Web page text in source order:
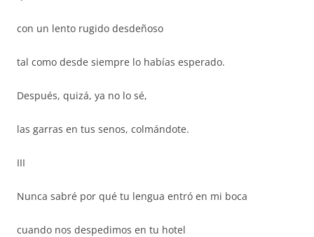
con un lento rugido desdeñoso
tal como desde siempre lo habías esperado.
Después, quizá, ya no lo sé,
las garras en tus senos, colmándote.
III
Nunca sabré por qué tu lengua entró en mi boca
cuando nos despedimos en tu hotel